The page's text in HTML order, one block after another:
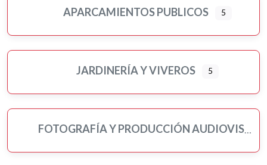
APARCAMIENTOS PUBLICOS 5
JARDINERÍA Y VIVEROS 5
FOTOGRAFÍA Y PRODUCCIÓN AUDIOVISUAL